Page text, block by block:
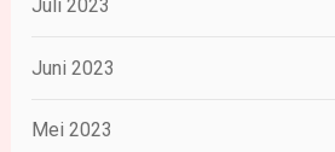
Juli 2023
Juni 2023
Mei 2023